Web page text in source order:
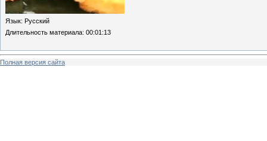
Язык: Русский
Длительность материала: 00:01:13
Полная версия сайта